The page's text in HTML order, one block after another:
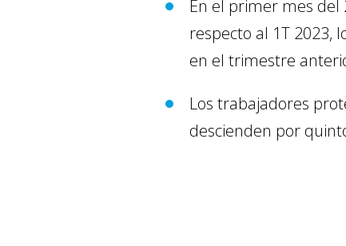
En el primer mes del
respecto al 1T 2023,
en el trimestre
Los trabajadores
descienden por